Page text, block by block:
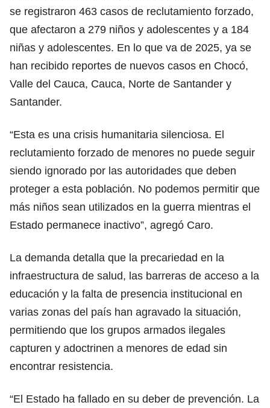
se registraron 463 casos de reclutamiento forzado,
que afectaron a 279 niños y adolescentes y a 184
niñas y adolescentes. En lo que va de 2025, ya se
han recibido reportes de nuevos casos en Chocó,
Valle del Cauca, Cauca, Norte de Santander y
Santander.
“Esta es una crisis humanitaria silenciosa. El
reclutamiento forzado de menores no puede seguir
siendo ignorado por las autoridades que deben
proteger a esta población. No podemos permitir que
más niños sean utilizados en la guerra mientras el
Estado permanece inactivo”, agregó Caro.
La demanda detalla que la precariedad en la
infraestructura de salud, las barreras de acceso a la
educación y la falta de presencia institucional en
varias zonas del país han agravado la situación,
permitiendo que los grupos armados ilegales
capturen y adoctrinen a menores de edad sin
encontrar resistencia.
“El Estado ha fallado en su deber de prevención. La